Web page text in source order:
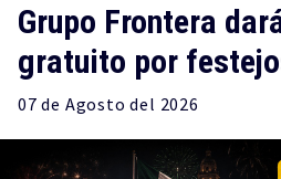
Grupo Frontera
gratuito por
07 de Agosto del 2026